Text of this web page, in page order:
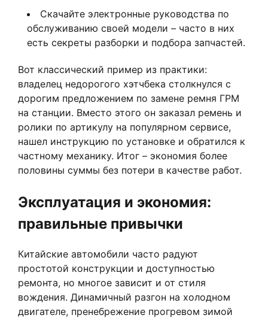
Скачайте электронные руководства по
обслуживанию своей модели – часто в них
есть секреты разборки и подбора запчастей.
Вот классический пример из практики:
владелец недорогого хэтчбека столкнулся с
дорогим предложением по замене ремня ГРМ
на станции. Вместо этого он заказал ремень и
ролики по артикулу на популярном сервисе,
нашел инструкцию по установке и обратился к
частному механику. Итог – экономия более
половины суммы без потери в качестве работ.
Эксплуатация и экономия:
правильные привычки
Китайские автомобили часто радуют
простотой конструкции и доступностью
ремонта, но многое зависит и от стиля
вождения. Динамичный разгон на холодном
двигателе, пренебрежение прогревом зимой